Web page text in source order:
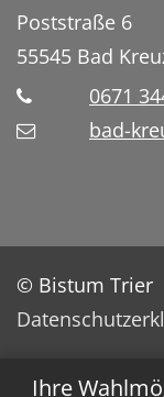
Ihre
Poststraße 6
55545 Bad
0671
bad-
© Bistum Trier